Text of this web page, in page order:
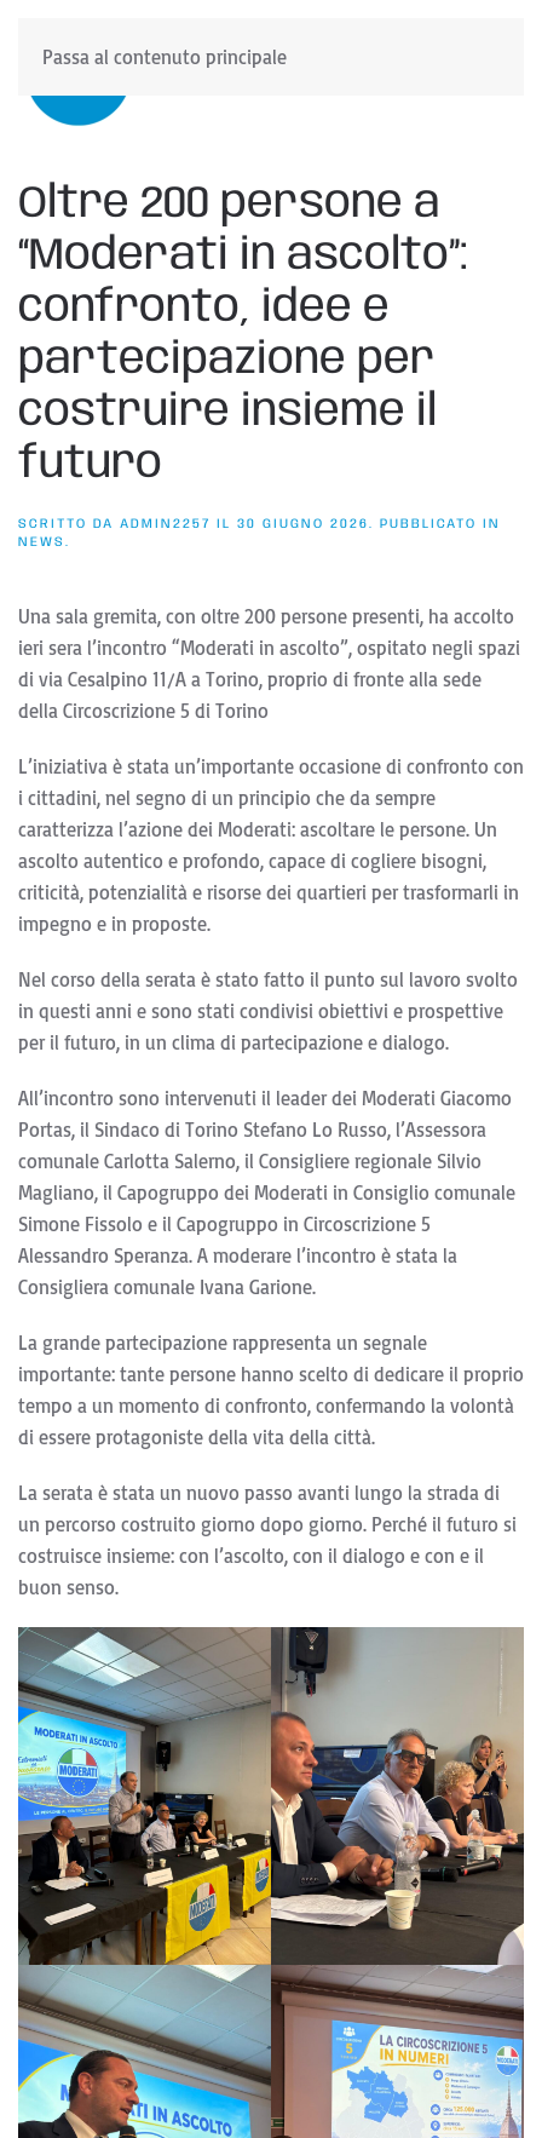
Passa al contenuto principale
Oltre 200 persone a
“Moderati in ascolto”:
confronto, idee e
partecipazione per
costruire insieme il
futuro
SCRITTO DA ADMIN2257 IL 30 GIUGNO 2026. PUBBLICATO IN
NEWS .
Una sala gremita, con oltre 200 persone presenti, ha accolto
ieri sera l’incontro “Moderati in ascolto”, ospitato negli spazi
di via Cesalpino 11/A a Torino, proprio di fronte alla sede
della Circoscrizione 5 di Torino
L’iniziativa è stata un’importante occasione di confronto con
i cittadini, nel segno di un principio che da sempre
caratterizza l’azione dei Moderati: ascoltare le persone. Un
ascolto autentico e profondo, capace di cogliere bisogni,
criticità, potenzialità e risorse dei quartieri per trasformarli in
impegno e in proposte.
Nel corso della serata è stato fatto il punto sul lavoro svolto
in questi anni e sono stati condivisi obiettivi e prospettive
per il futuro, in un clima di partecipazione e dialogo.
All’incontro sono intervenuti il leader dei Moderati Giacomo
Portas, il Sindaco di Torino Stefano Lo Russo, l’Assessora
comunale Carlotta Salerno, il Consigliere regionale Silvio
Magliano, il Capogruppo dei Moderati in Consiglio comunale
Simone Fissolo e il Capogruppo in Circoscrizione 5
Alessandro Speranza. A moderare l’incontro è stata la
Consigliera comunale Ivana Garione.
La grande partecipazione rappresenta un segnale
importante: tante persone hanno scelto di dedicare il proprio
tempo a un momento di confronto, confermando la volontà
di essere protagoniste della vita della città.
La serata è stata un nuovo passo avanti lungo la strada di
un percorso costruito giorno dopo giorno. Perché il futuro si
costruisce insieme: con l’ascolto, con il dialogo e con e il
buon senso.